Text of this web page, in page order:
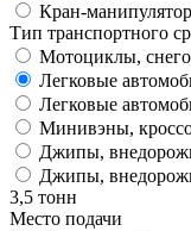
Кран-манипулятор
Тип транспортного
Мотоциклы,
Легковые
Легковые
Минивэны,
Джипы,
Джипы,
3,5 тонн
Место подачи